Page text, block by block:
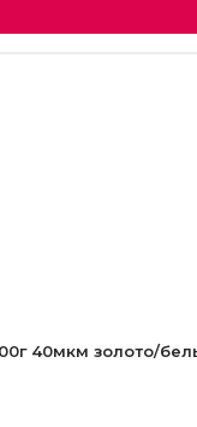
40мкм золото/